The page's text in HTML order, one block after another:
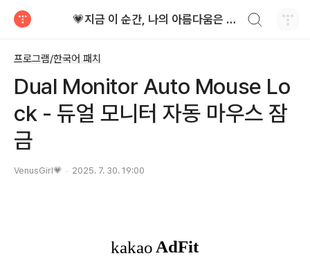
💗지금 이 순간, 나의 아름다움은 가장 빛난다!
프로그램/한국어 패치
Dual Monitor Auto Mouse Lo
ck - 듀얼 모니터 자동 마우스 잠
금
VenusGirl💗 2025. 7. 30. 19:00